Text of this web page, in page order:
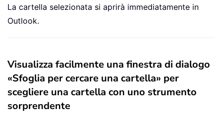
La cartella selezionata si aprirà immediatamente in
Outlook.
Visualizza facilmente una finestra di dialogo
«Sfoglia per cercare una cartella» per
scegliere una cartella con uno strumento
sorprendente